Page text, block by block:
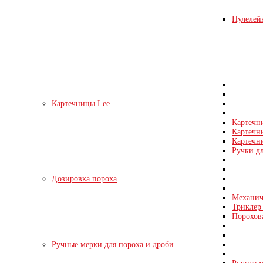
Картечницы Lee
Ручки
Дозировка пороха
Ручные мерки для пороха и дроби